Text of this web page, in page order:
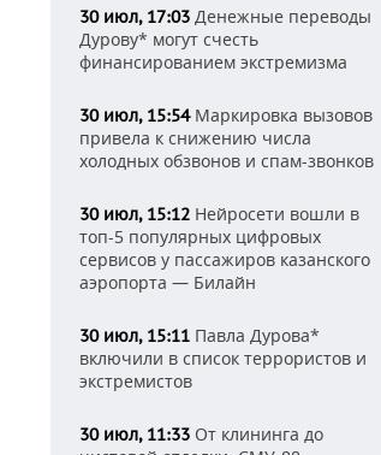
30 июл, 17:03 Денежные переводы
Дурову* могут счесть
финансированием экстремизма
30 июл, 15:54Маркировка вызовов
привела к снижению числа
холодных обзвонов и спам-звонков
30 июл, 15:12 Нейросети вошли в
топ-5 популярных цифровых
сервисов у пассажиров казанского
аэропорта — Билайн
30 июл, 15:11 Павла Дурова*
включили в список террористов и
экстремистов
30 июл, 11:33 От клининга до